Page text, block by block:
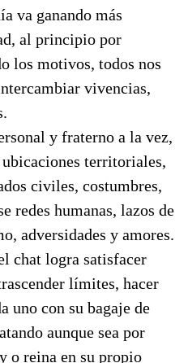
va ganando más
al principio por
los motivos, todos nos
vivencias,
y fraterno a la vez,
territoriales,
civiles, costumbres,
redes humanas, lazos de
adversidades y amores.
chat logra satisfacer
límites, hacer
uno con su bagaje de
aunque sea por
o reina en su propio